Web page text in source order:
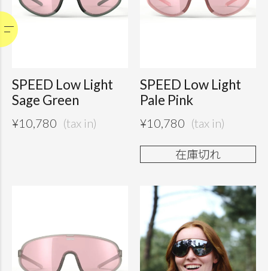
SPEED Low Light
Sage Green
¥10,780
SPEED Low Light
Pale Pink
¥10,780
在庫切れ